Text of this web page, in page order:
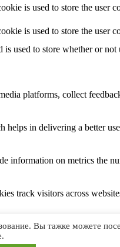
Вы тажке можете
is used to store the user
is used to store the user
used to store whether or not
platforms, collect
helps in delivering a better
information on metrics the
track visitors across
yet.